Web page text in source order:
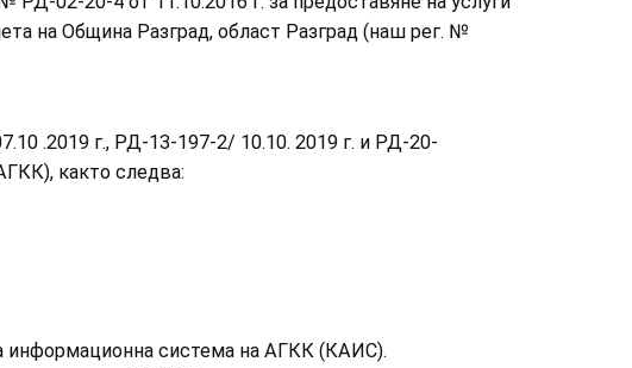
на Община Разград, област Разград (наш рег. №
.2019 г., РД-13-197-2/ 10.10. 2019 г. и РД-20-
както следва:
система на АГКК (КАИС).